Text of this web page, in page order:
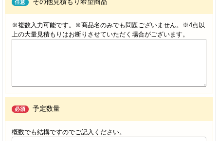
任意 その他見積もり希望商品
※複数入力可能です。※商品名のみでも問題ございません。※4点以
上の大量見積もりはお断りさせていただく場合がございます。
必須 予定数量
概数でも結構ですのでご記入ください。